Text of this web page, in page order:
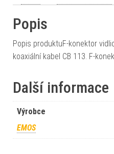
Popis
Popis produktuF-konektor
koaxiální kabel CB 113. F-
Další informace
Výrobce
EMOS